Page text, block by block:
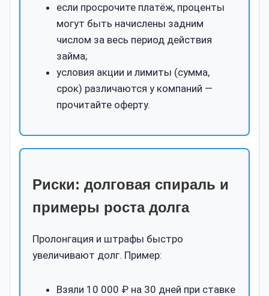
если просрочите платёж, проценты
могут быть начислены задним
числом за весь период действия
займа;
условия акции и лимиты (сумма,
срок) различаются у компаний —
прочитайте оферту.
Риски: долговая спираль и
примеры роста долга
Пролонгация и штрафы быстро
увеличивают долг. Пример:
Взяли 10 000 ₽ на 30 дней при ставке